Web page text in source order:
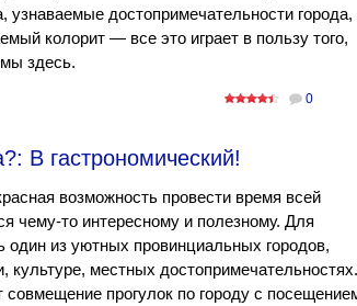
узнаваемые достопримечательности города,
колорит — все это играет в пользу того,
здесь.
0
В гастрономический!
возможность провести время всей
чему-то интересному и полезному. Для
один из уютных провинциальных городов,
культуре, местных достопримечательностях.
прогулок по городу с